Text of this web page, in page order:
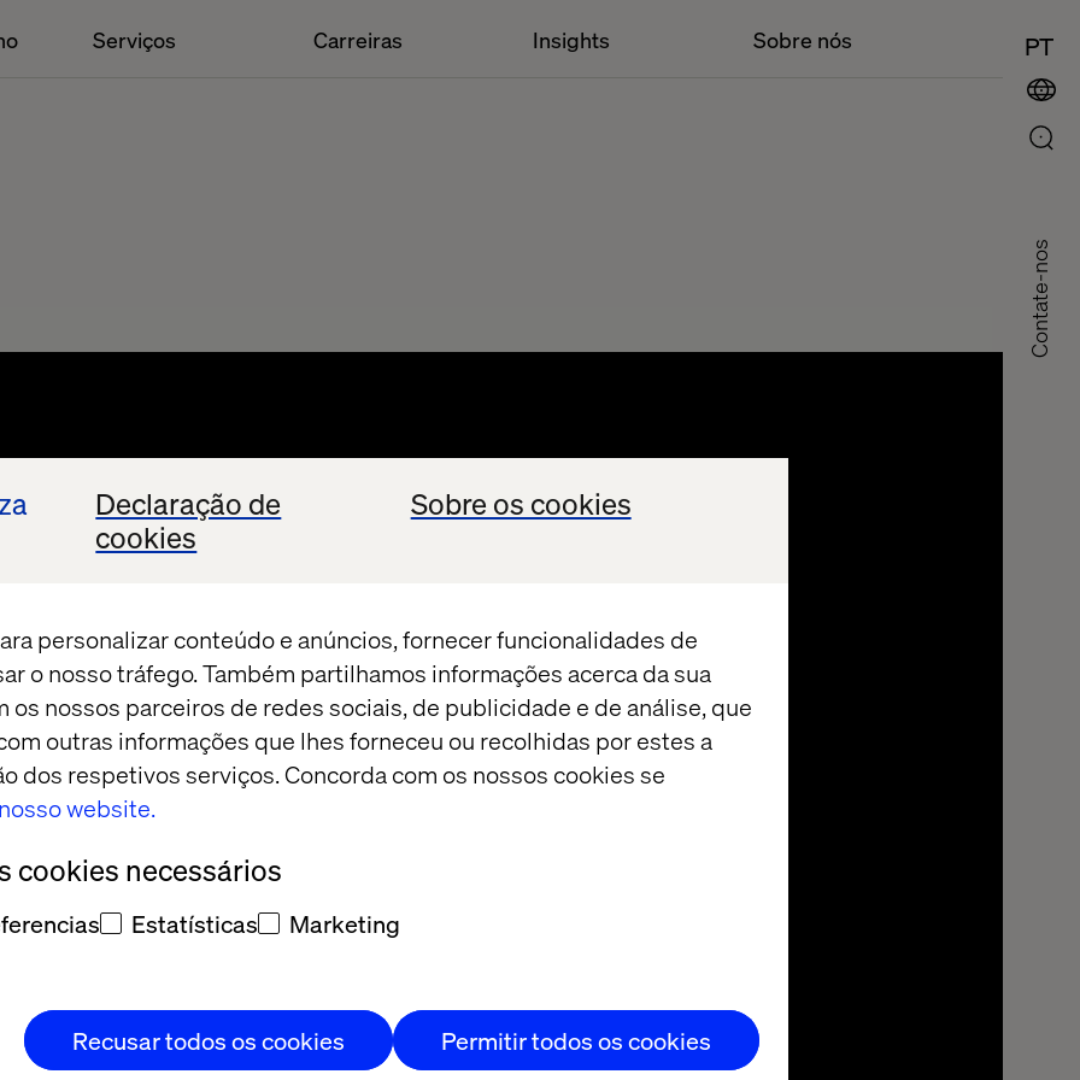
Declaração de
cookies
Sobre os cookies
personalizar conteúdo e anúncios, fornecer funcionalidades de
o nosso tráfego. Também partilhamos informações acerca da sua
os nossos parceiros de redes sociais, de publicidade e de análise, que
outras informações que lhes forneceu ou recolhidas por estes a
dos respetivos serviços. Concorda com os nossos cookies se
website.
cookies necessários
Estatísticas Marketing
Recusar todos os cookies Permitir todos os cookies
Serviços Carreiras Insights Sobre nós PT
Contate-nos
o
e/ou